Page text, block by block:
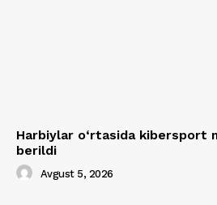
Harbiylar o‘rtasida kibersport
berildi
Avgust 5, 2026